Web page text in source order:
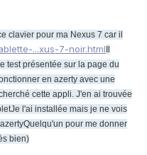
clavier pour ma Nexus 7 car il
...xus-7-noir.html
test présentée sur la page du
en azerty avec une
cette appli. J'en ai trouvée
Je l'ai installée mais je ne vois
Quelqu'un pour me donner
bien)